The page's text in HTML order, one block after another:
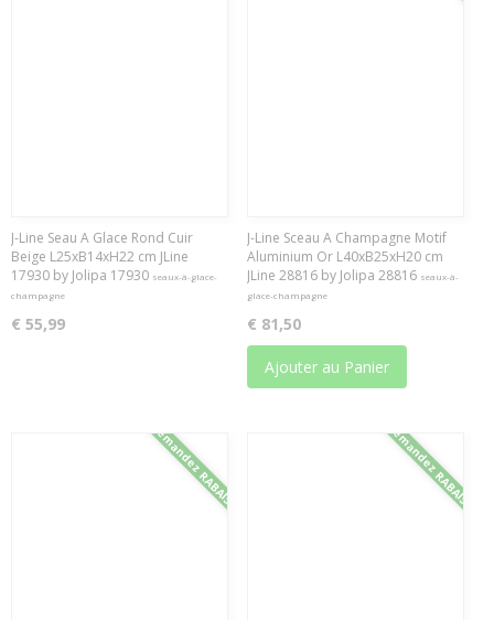
J-Line Seau A Glace Rond Cuir
Beige L25xB14xH22 cm JLine
17930 by Jolipa 17930 seaux-à-glace-
champagne
€ 55,99
J-Line Sceau A Champagne Motif
Aluminium Or L40xB25xH20 cm
JLine 28816 by Jolipa 28816 seaux-à-
glace-champagne
€ 81,50
Ajouter au Panier
Demandez RABAIS Demandez RABAIS